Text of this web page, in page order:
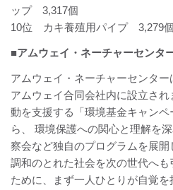
ップ 3,317個
10位 カキ養殖用パイプ 3,279個
■アムウェイ・ネーチャーセンタ
アムウェイ・ネーチャーセンタ
アムウェイ合同会社内に設立さ
動を支援する「環境基金キャン
ら、 環境保護への関心と理解を
察会など独自のプログラムを展
調和のとれた社会を次の世代へ
ために、まず一人ひとりが自覚